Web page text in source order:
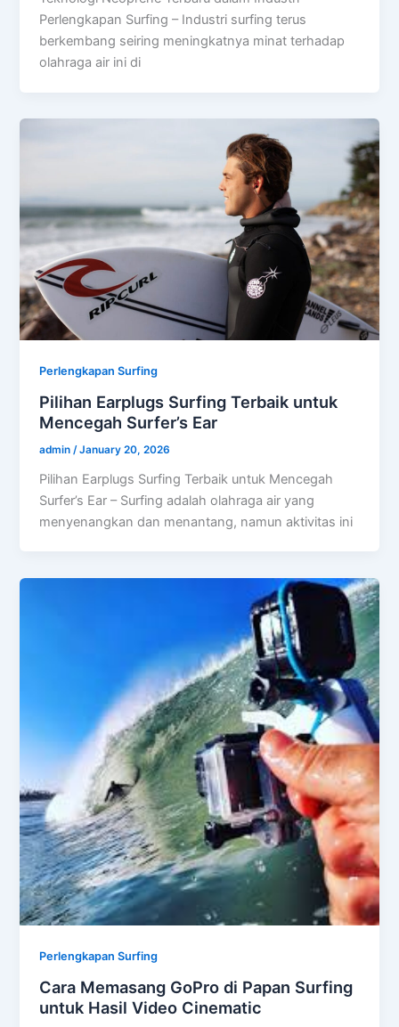
Perlengkapan Surfing – Industri surfing terus
berkembang seiring meningkatnya minat terhadap
olahraga air ini di
Perlengkapan Surfing
Pilihan Earplugs Surfing Terbaik untuk
Mencegah Surfer’s Ear
admin /January 20, 2026
Pilihan Earplugs Surfing Terbaik untuk Mencegah
Surfer’s Ear – Surfing adalah olahraga air yang
menyenangkan dan menantang, namun aktivitas ini
Perlengkapan Surfing
Cara Memasang GoPro di Papan Surfing
untuk Hasil Video Cinematic